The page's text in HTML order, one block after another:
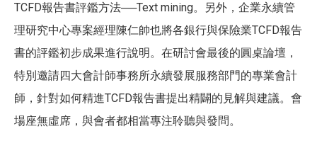
TCFD報告書評鑑方法──Text mining。另外，企業永續管
理研究中心專案經理陳仁帥也將各銀行與保險業TCFD報告
書的評鑑初步成果進行說明。在研討會最後的圓桌論壇，
特別邀請四大會計師事務所永續發展服務部門的專業會計
師，針對如何精進TCFD報告書提出精闢的見解與建議。會
場座無虛席，與會者都相當專注聆聽與發問。